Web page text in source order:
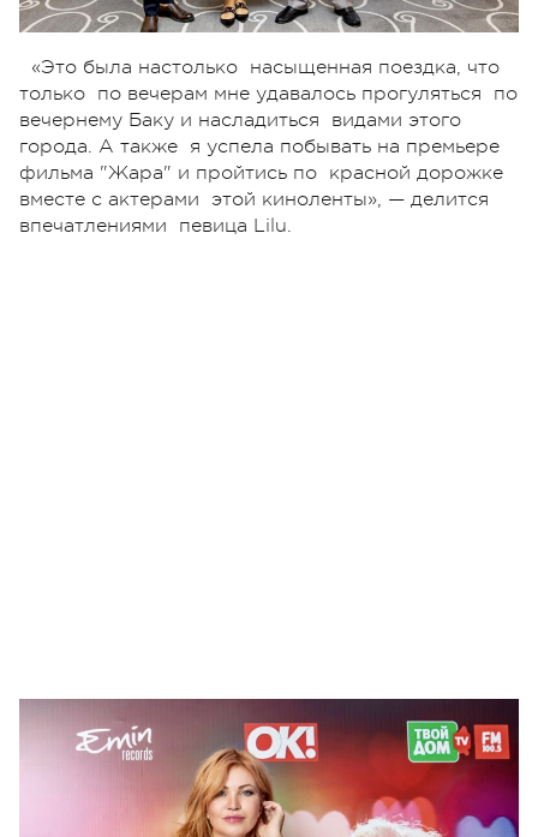
«Это была настолько насыщенная поездка, что
только по вечерам мне удавалось прогуляться по
вечернему Баку и насладиться видами этого
города. А также я успела побывать на премьере
фильма "Жара" и пройтись по красной дорожке
вместе с актерами этой киноленты», — делится
впечатлениями певица Lilu.